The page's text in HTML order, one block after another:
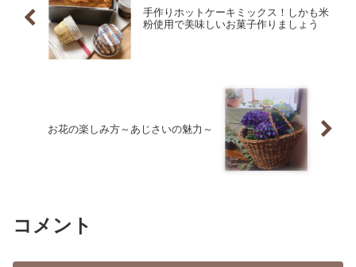
手作りホットケーキミックス！しかも米
粉使用で美味しいお菓子作りましょう
お花の楽しみ方～あじさいの魅力～
コメント